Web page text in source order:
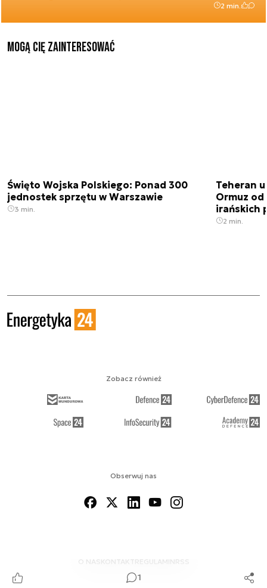
1
2 min.
Mogą Cię zainteresować
Święto Wojska Polskiego: Ponad 300
jednostek sprzętu w Warszawie
3 min.
Teheran
Ormuz
irańskich
2 min.
Obserwuj nas
O NAS KONTAKTREGULAMINRSS
Zobacz również